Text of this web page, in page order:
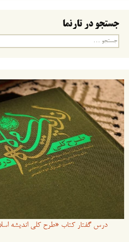
جستجو در تارنما
جستجو
درس گفتار کتاب «طرح کلی اندیشه